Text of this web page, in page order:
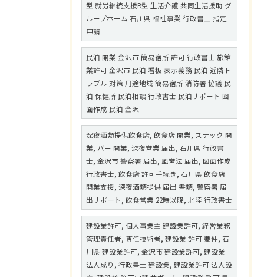
型 就労継続支援B型 生活介護 共同生活援助 グ
ループホーム 石川県 福祉事業 行政書士 指定
申請
民泊 開業 金沢市 簡易宿所 許可 行政書士 旅館
業許可 金沢市 民泊 看板 表示義務 民泊 近隣ト
ラブル 対策 用途地域 簡易宿所 消防署 協議 民
泊 保健所 民泊相談 行政書士 民泊サポート 図
面作成 民泊 金沢
深夜酒類提供飲食店, 飲食店 開業, スナック 開
業, バー 開業, 深夜営業 届出, 石川県 行政書
士, 金沢市 警察署 届出, 風営法 届出, 図面作成
行政書士, 飲食店 許可手続き, 石川県 飲食店
開業支援, 深夜酒類提供 届出 書類, 警察署 届
出サポート, 飲食営業 22時以降, 北陸 行政書士
建設業許可, 個人事業主 建設業許可, 経営業務
管理責任者, 専任技術者, 建設業 許可 要件, 石
川県 建設業許可, 金沢市 建設業許可, 建設業
法人成り, 行政書士 建設業, 建設業許可 法人設